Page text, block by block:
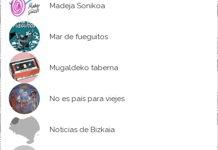
Madeja Sonikoa
Mar de fueguitos
Mugaldeko taberna
No es país para viejes
Noticias de Bizkaia